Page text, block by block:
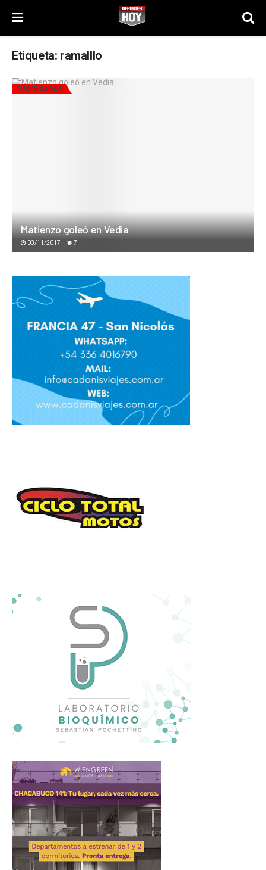
Etiqueta: ramalllo
DESTACADAS
Matienzo goleó en Vedia
03/11/2017 7